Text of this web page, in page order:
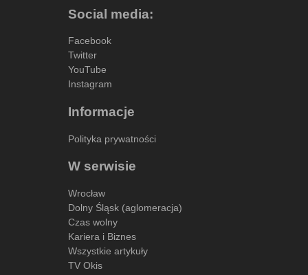
Social media:
Facebook
Twitter
YouTube
Instagram
Informacje
Polityka prywatności
W serwisie
Wrocław
Dolny Śląsk (aglomeracja)
Czas wolny
Kariera i Biznes
Wszystkie artykuły
TV Okis